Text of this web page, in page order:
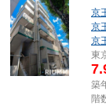
京
京
京
東
築
階